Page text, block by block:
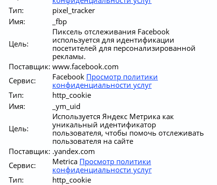
Тип:
pixel_tracker
Имя:
_fbp
Цель:
Пиксель отслеживания Facebook
используется для идентификации
посетителей для персонализированной
рекламы.
Поставщик: www.facebook.com
Сервис:
Facebook Просмотр политики
конфиденциальности услуг
Тип:
http_cookie
Имя:
_ym_uid
Цель:
Используется Яндекс Метрика как
уникальный идентификатор
пользователя, чтобы помочь отслеживать
пользователя на сайте
Поставщик: .yandex.com
Сервис:
Metrica Просмотр политики
конфиденциальности услуг
Тип:
http_cookie